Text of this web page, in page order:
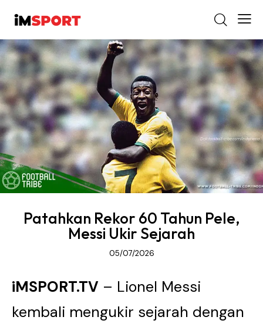
Patahkan Rekor 60 Tahun Pele,
Messi Ukir Sejarah
05/07/2026
iMSPORT.TV – Lionel Messi
kembali mengukir sejarah dengan